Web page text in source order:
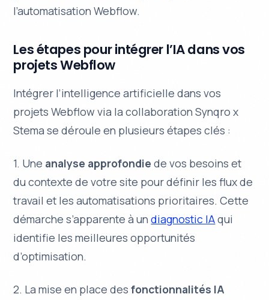
l’automatisation Webflow.
Les étapes pour intégrer l’IA dans vos
projets Webflow
Intégrer l’intelligence artificielle dans vos
projets Webflow via la collaboration Synqro x
Stema se déroule en plusieurs étapes clés :
1. Une analyse approfondie de vos besoins et
du contexte de votre site pour définir les flux de
travail et les automatisations prioritaires. Cette
démarche s’apparente à undiagnostic IAqui
identifie les meilleures opportunités
d’optimisation.
2. La mise en place desfonctionnalités IA